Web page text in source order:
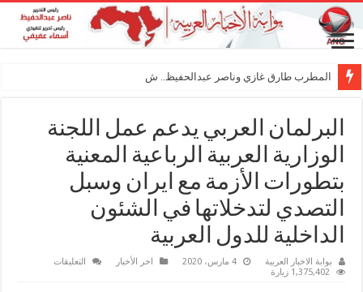
المطرب طارق غازي وناصر عبدالحفيظ.. شراكة فن
البرلمان العربي يدعم عمل اللجنة
الوزارية العربية الرباعية المعنية
بتطورات الأزمة مع ايران وسبل
التصدي لتدخلاتها في الشئون
الداخلية للدول العربية
بوابة الاخبار العربية 4 مارس، 2020 اخر الأخبار التعليقات
1,375,402 زيارة